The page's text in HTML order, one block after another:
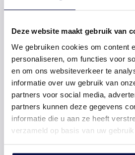
Deze website maakt gebruik van
We gebruiken cookies om content
personaliseren, om functies voor
en om ons websiteverkeer te
informatie over uw gebruik van
partners voor social media,
partners kunnen deze gegevens
informatie die u aan ze heeft
verzameld op basis van uw
Lekker Kokkerellen